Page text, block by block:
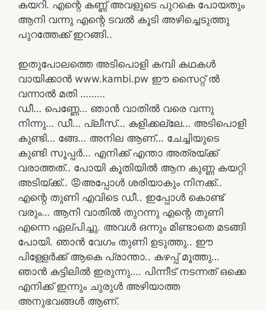
കയറി. എന്റെ കണ്ണ് അവളുടെ പുറകെ പോയതും
ആനി വന്നു എന്റെ ടവൽ കൂടി അഴിച്ചെടുത്തു
പുറത്തേക്ക് ഇറങ്ങി..
ഇതുപോലത്തെ അടിപൊളി കമ്പി കഥകൾ
വായിക്കാൻ www.kambi.pw ഈ സൈറ്റ് ൽ
വന്നാൽ മതി ………
ഡീ… പെണ്ണേ… ഞാൻ വാതിൽ വരെ വന്നു
നിന്നു… ഡീ… പ്ലീസ്… കളിക്കല്ലേ… അടിപൊളി
കുണ്ടി… ങ്ങേ… അനില ആണ്… ചേച്ചിയുടെ
കുണ്ടി സൂപ്പർ… എനിക്ക് എന്താ അത്രയ്ക്ക്
വരാത്തത്.. പോയി കൂതിയിൽ ആന കുണ്ണ കയറ്റി
അടിയ്ക്ക്.. 😡അപ്പോൾ ശരിയാകും നിനക്ക്..
എന്റെ തുണി എവിടെ ഡീ.. ഇപ്പോൾ കൊണ്ട്
വരും… ആനി വാതിൽ തുറന്നു എന്റെ തുണി
എന്നെ ഏല്പിച്ചു. അവൾ ഒന്നും മിണ്ടാതെ മടങ്ങി
പോയി. ഞാൻ വേഗം തുണി ഉടുത്തു.. ഈ
പിള്ളേർക്ക് ആകെ പ്രാന്താ.. കഴപ്പ് മൂത്തു…
ഞാൻ കട്ടിലിൽ ഇരുന്നു…. പിന്നീട് നടന്നത് ഒക്കെ
എനിക്ക് ഇന്നും ചുരുൾ അഴിയാത്ത
അനുഭവങ്ങൾ ആണ്.